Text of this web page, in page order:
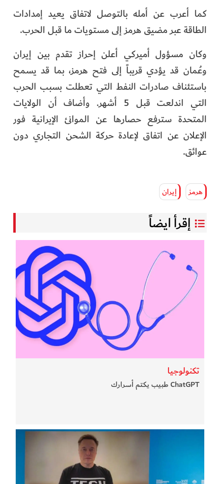
كما أعرب عن أمله بالتوصل لاتفاق يعيد إمدادات
الطاقة عبر مضيق هرمز إلى مستويات ما قبل الحرب.
وكان مسؤول أميركي أعلن إحراز تقدم بين إيران
وعُمان قد يؤدي قريباً إلى فتح هرمز، بما قد يسمح
باستئناف صادرات النفط التي تعطلت بسبب الحرب
التي اندلعت قبل 5 أشهر. وأضاف أن الولايات
المتحدة سترفع حصارها عن الموانئ الإيرانية فور
الإعلان عن اتفاق لإعادة حركة الشحن التجاري دون
عوائق.
هرمز إيران
إقرأ ايضاً
تكنولوجيا
ChatGPT طبيب يكتم أسرارك